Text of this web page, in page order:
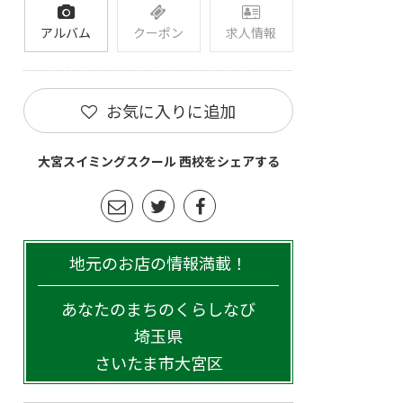
アルバム クーポン 求人情報
お気に入りに追加
大宮スイミングスクール 西校をシェアする
地元のお店の情報満載！
あなたのまちのくらしなび
埼玉県
さいたま市大宮区